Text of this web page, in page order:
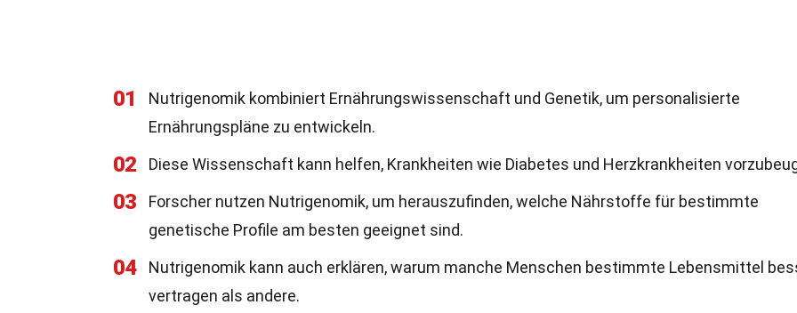
01
Nutrigenomik kombiniert Ernährungswissenschaft und Genetik, um personalisierte
Ernährungspläne zu entwickeln.
02 Diese Wissenschaft kann helfen, Krankheiten wie Diabetes und Herzkrankheiten
03
Forscher nutzen Nutrigenomik, um herauszufinden, welche Nährstoffe für bestimmte
genetische Profile am besten geeignet sind.
04
Nutrigenomik kann auch erklären, warum manche Menschen bestimmte Lebensmittel
vertragen als andere.